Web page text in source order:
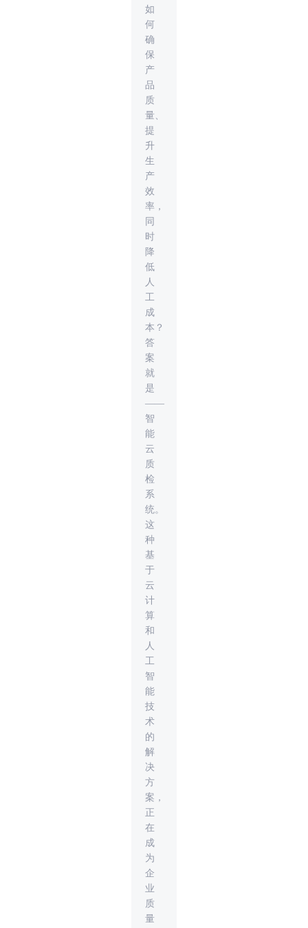
如
何
确
保
产
品
质
量、
提
升
生
产
效
率，
同
时
降
低
人
工
成
本？
答
案
就
是
——
智
能
云
质
检
系
统。
这
种
基
于
云
计
算
和
人
工
智
能
技
术
的
解
决
方
案，
正
在
成
为
企
业
质
量